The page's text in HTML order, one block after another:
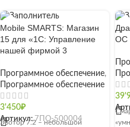
Mobile SMARTS: Магазин
15 для «1С: Управление
нашей фирмой 3
Программное обеспечение,
Программное обеспечение
3'450₽
Артикул:7ПО-500004
Эвотор 7.2 – небольшой
ОС